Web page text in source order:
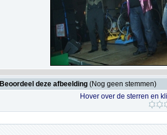
Beoordeel deze afbeelding (Nog geen stemmen)
Hover over de sterren en